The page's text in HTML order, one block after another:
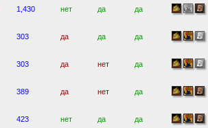
1,430 нет да да
303 да да да
303 да нет да
389 да нет да
423 нет да да